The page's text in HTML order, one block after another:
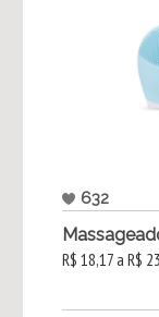
632
R$ 18,17 a R$